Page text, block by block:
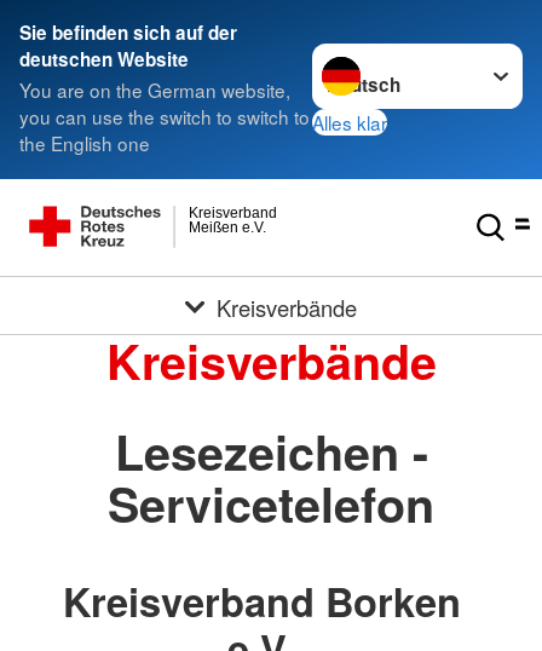
Sie befinden sich auf der
deutschen Website
You are on the German website,
you can use the switch to switch to
the English one
Sprache wechseln zu
Alles klar
Meißen e.V.
Kreisverband
Kreisverbände
Kreisverbände
Lesezeichen -
Servicetelefon
Kreisverband Borken